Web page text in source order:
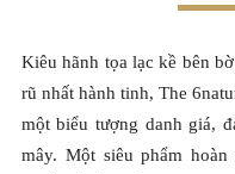
Kiêu hãnh tọa lạc kề bên
rũ nhất hành tinh, The
một biểu tượng danh giá,
mây. Một siêu phẩm